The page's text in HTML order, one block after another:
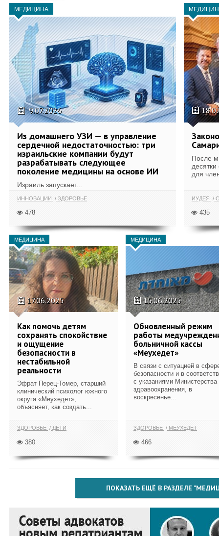
МЕДИЦИНА
9.07.2026
Из домашнего УЗИ — в управление
сердечной недостаточностью: три
израильские компании будут
разрабатывать следующее
поколение медицины на основе ИИ
Израиль запускает...
ИННОВАЦИИ ЗДОРОВЬЕ
478
После
для
ИУДЕЯ
435
МЕДИЦИНА
17.06.2025
Как помочь детям
сохранять спокойствие
и ощущение
безопасности в
нестабильной
реальности
Эфрат Перец-Томер, старший
клинический психолог южного
округа «Меухедет»,
объясняет, как создать...
ЗДОРОВЬЕ ДЕТИ
380
МЕДИЦИНА
15.06.2025
Обновленный режим
работы
больничной кассы
«Меухедет»
В связи с ситуацией в
безопасности и в
с указаниями Министерства
здравоохранения, в
воскресенье...
ЗДОРОВЬЕ МЕУХЕДЕТ
466
ПОКАЗАТЬ ЕЩЁ В РАЗДЕЛЕ